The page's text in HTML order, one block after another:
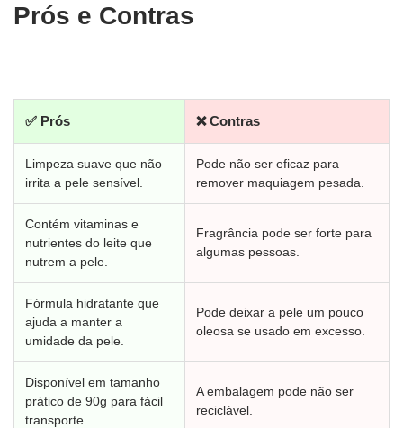
Prós e Contras
✅ Prós ❌ Contras
Limpeza suave que não
irrita a pele sensível.
Pode não ser eficaz para
remover maquiagem pesada.
Contém vitaminas e
nutrientes do leite que
nutrem a pele.
Fragrância pode ser forte para
algumas pessoas.
Fórmula hidratante que
ajuda a manter a
umidade da pele.
Pode deixar a pele um pouco
oleosa se usado em excesso.
Disponível em tamanho
prático de 90g para fácil
transporte.
A embalagem pode não ser
reciclável.